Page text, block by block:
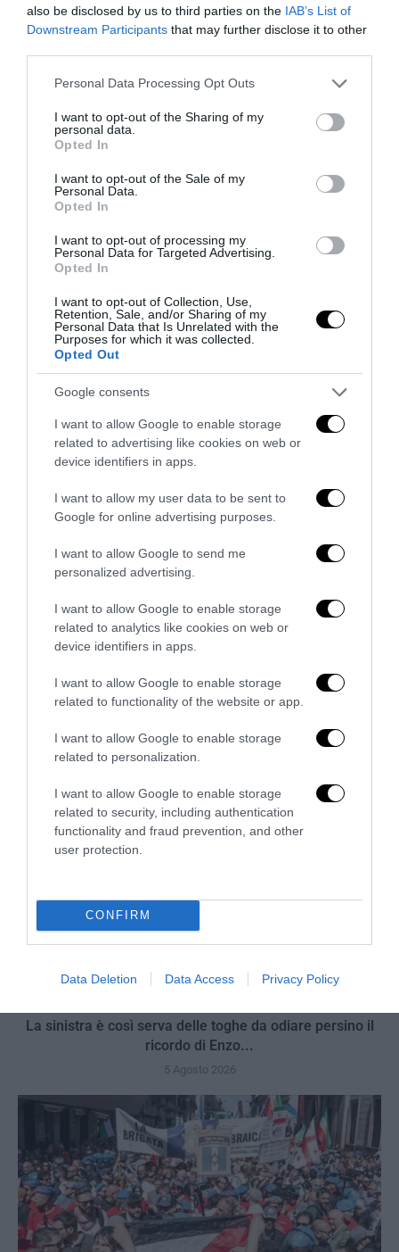
also be disclosed by us to third parties on the IAB’s List of
Downstream Participants that may further disclose it to other
Please note that this website/app uses one or more Google
not limited to your visit or usage behaviour. You may click to
grant or deny consent to Google and its third-party tags to
use your data for below specified purposes in below Google
consent section.
Personal Data Processing Opt Outs
I want to opt-out of the Sharing of my
personal data.
Opted In
I want to opt-out of the Sale of my
Personal Data.
Opted In
I want to opt-out of processing my
Personal Data for Targeted Advertising.
Opted In
I want to opt-out of Collection, Use,
Retention, Sale, and/or Sharing of my
Personal Data that Is Unrelated with the
Purposes for which it was collected.
Opted Out
Google consents
I want to allow Google to enable storage
related to advertising like cookies on web or
device identifiers in apps.
I want to allow my user data to be sent to
Google for online advertising purposes.
I want to allow Google to send me
personalized advertising.
I want to allow Google to enable storage
related to analytics like cookies on web or
device identifiers in apps.
I want to allow Google to enable storage
related to functionality of the website or app.
I want to allow Google to enable storage
related to personalization.
I want to allow Google to enable storage
related to security, including authentication
functionality and fraud prevention, and other
user protection.
CONFIRM
Data Deletion Data Access Privacy Policy
Bonaccini e il mito delle barricate di Parma: quando
l’antifascismo copia il fascismo
6 Agosto 2026
Remigrazione, il Copasir riconosce all’antifascismo il
veto del disordine
La Camera boccia il patentino antifascista per parlare a
Montecitorio: palo clamoroso del Pd
5 Agosto 2026
La sinistra è così serva delle toghe da odiare persino il
ricordo di Enzo...
5 Agosto 2026